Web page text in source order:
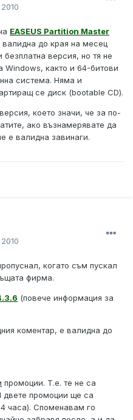
EASEUS Partition Master
валидна до края на месец
версия, но тя не
както и 64-битови
система. Няма и
се диск (bootable CD).
което значи, че за по-
ако възнамерявате да
е валидна завинаги.
когато съм пускал
фирма.
(повече информация за
коментар, е валидна до
промоции. Т.е. те не са
промоции ще са
часа). Споменавам го